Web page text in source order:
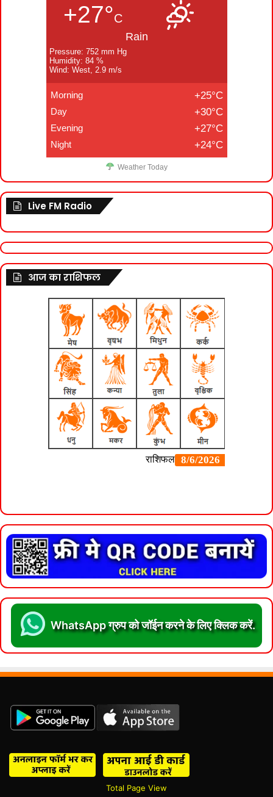
+27°C
Rain
Pressure: 752 mm Hg
Humidity: 84 %
Wind: West, 2.9 m/s
Morning +25°C
Day +30°C
Evening +27°C
Night +24°C
Weather Today
Live FM Radio
आज का राशिफल
WhatsApp ग्रुप को जॉईन करने के लिए क्लिक करें.
Total Page View